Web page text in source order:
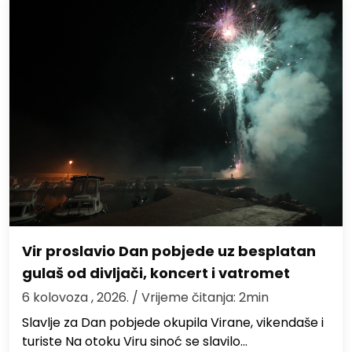
Vir proslavio Dan pobjede uz besplatan
gulaš od divljači, koncert i vatromet
6 kolovoza , 2026. / Vrijeme čitanja: 2min
Slavlje za Dan pobjede okupila Virane, vikendaše i
turiste Na otoku Viru sinoć se slavilo…